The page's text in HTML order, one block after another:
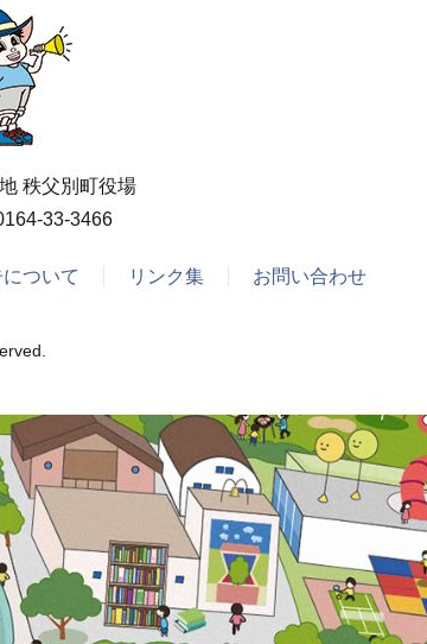
秩父別町役場
33-3466
ついて リンク集 お問い合わせ